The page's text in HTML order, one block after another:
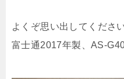
よくぞ思い出してくださ
富士通2017年製、AS-